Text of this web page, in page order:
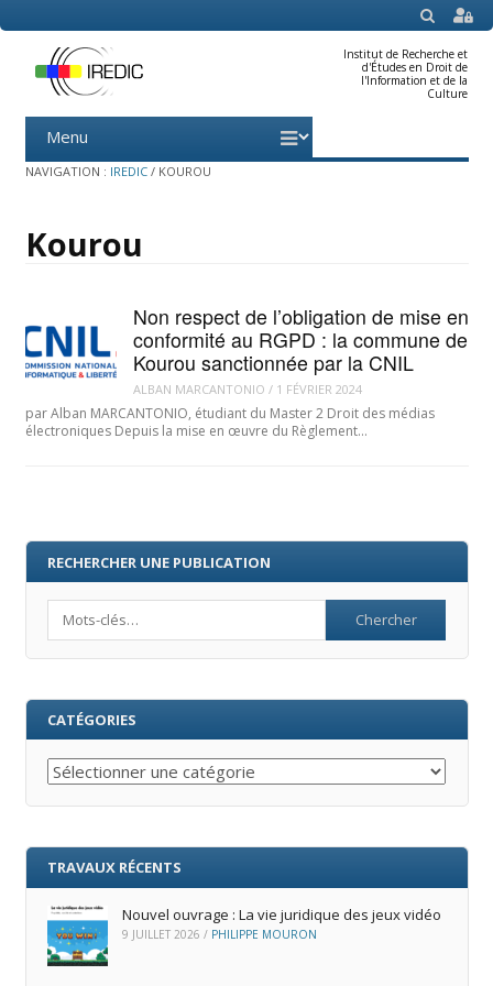
SEARCH
Institut de Recherche et
d'Études en Droit de
l'Information et de la
Culture
Menu
content
NAVIGATION : IREDIC / KOUROU
Kourou
Non respect de l’obligation de mise en
conformité au RGPD : la commune de
Kourou sanctionnée par la CNIL
ALBAN MARCANTONIO / 1 FÉVRIER 2024
par Alban MARCANTONIO, étudiant du Master 2 Droit des médias
électroniques Depuis la mise en œuvre du Règlement…
RECHERCHER UNE PUBLICATION
CATÉGORIES
Catégories
TRAVAUX RÉCENTS
Nouvel ouvrage : La vie juridique des jeux vidéo
9 JUILLET 2026 / PHILIPPE MOURON